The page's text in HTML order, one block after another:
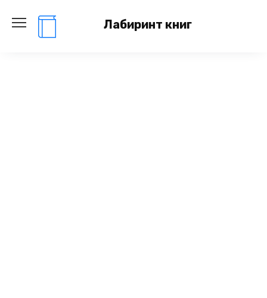
содержанию
Лабиринт книг